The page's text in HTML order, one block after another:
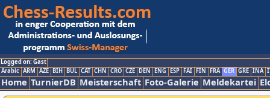
Logged on: Gast
Arabic ARM AZE BIH BUL CAT CHN CRO CZE DEN ENG ESP FAI FIN FRA GER GRE INA
Home TurnierDB Meisterschaft Foto-Galerie Meldekartei